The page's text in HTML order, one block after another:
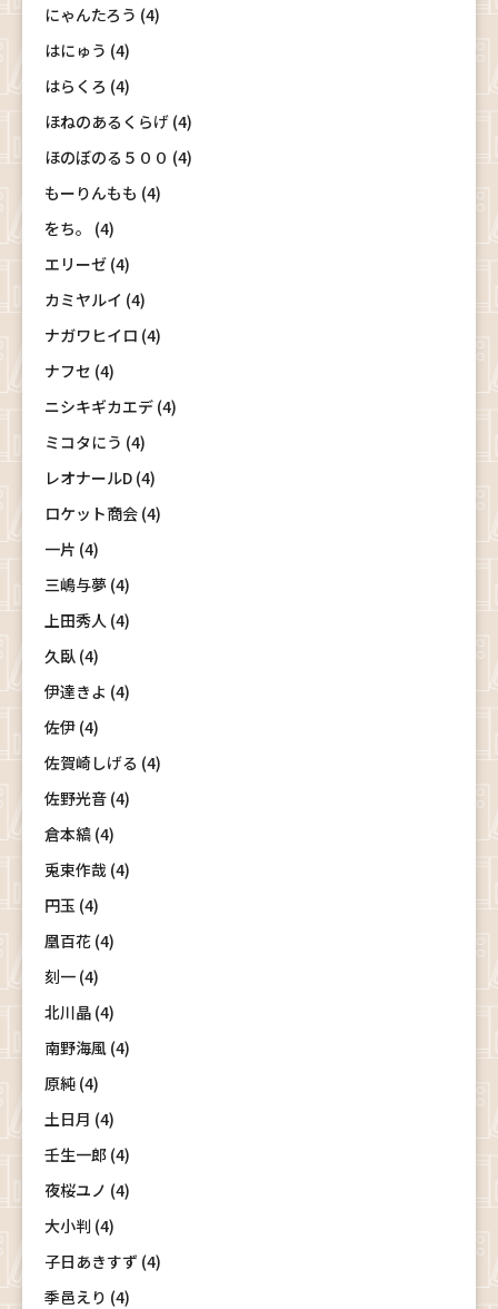
にゃんたろう (4)
はにゅう (4)
はらくろ (4)
ほねのあるくらげ (4)
ほのぼのる５００ (4)
もーりんもも (4)
をち。 (4)
エリーゼ (4)
カミヤルイ (4)
ナガワヒイロ (4)
ナフセ (4)
ニシキギカエデ (4)
ミコタにう (4)
レオナールD (4)
ロケット商会 (4)
一片 (4)
三嶋与夢 (4)
上田秀人 (4)
久臥 (4)
伊達きよ (4)
佐伊 (4)
佐賀崎しげる (4)
佐野光音 (4)
倉本縞 (4)
兎束作哉 (4)
円玉 (4)
凰百花 (4)
刻一 (4)
北川晶 (4)
南野海風 (4)
原純 (4)
土日月 (4)
壬生一郎 (4)
夜桜ユノ (4)
大小判 (4)
子日あきすず (4)
季邑えり (4)